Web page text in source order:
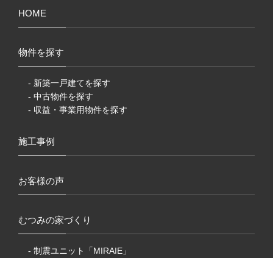
HOME
物件を探す
- 新築一戸建てを探す
- 中古物件を探す
- 収益・事業用物件を探す
施工事例
お客様の声
むつみの家づくり
- 制震ユニット「MIRAIE」